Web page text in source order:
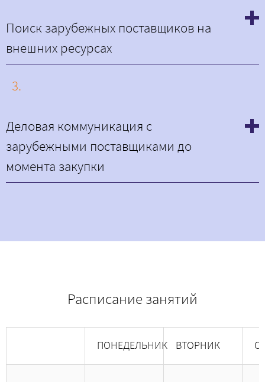
Поиск зарубежных поставщиков на
внешних ресурсах
3.
Деловая коммуникация с
зарубежными поставщиками до
момента закупки
Расписание занятий
ПОНЕДЕЛЬНИК ВТОРНИК